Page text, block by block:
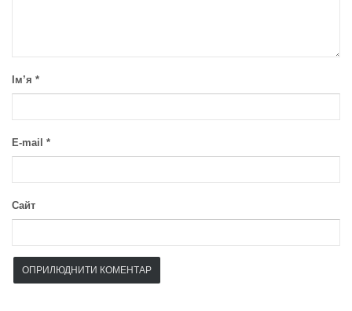
Ім’я *
E-mail *
Сайт